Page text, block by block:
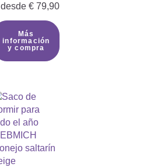
desde € 79,90
Más
información
y compra